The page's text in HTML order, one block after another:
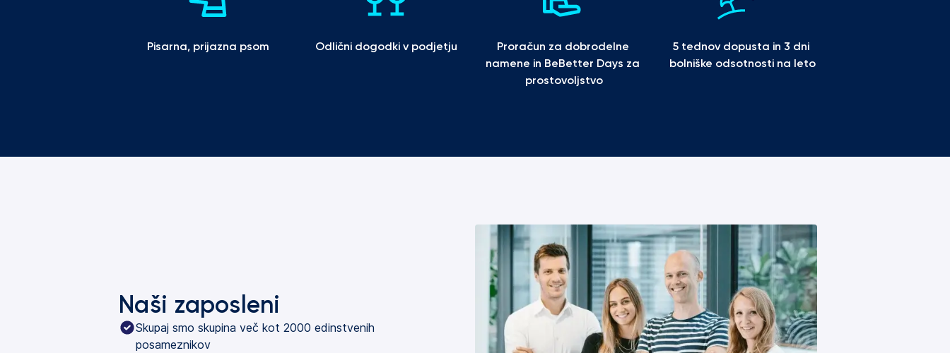
Pisarna, prijazna psom Odlični dogodki v podjetju
Proračun za dobrodelne
namene in BeBetter Days za
prostovoljstvo
5 tednov dopusta in 3 dni
bolniške odsotnosti na leto
Naši zaposleni
Skupaj smo skupina več kot 2000 edinstvenih
posameznikov